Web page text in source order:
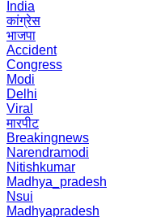
India
कांग्रेस
भाजपा
Accident
Congress
Modi
Delhi
Viral
मारपीट
Breakingnews
Narendramodi
Nitishkumar
Madhya_pradesh
Nsui
Madhyapradesh